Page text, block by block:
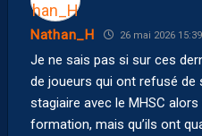
Nathan_H 26 mai 2026 15:39
Je ne sais pas si sur ces
de joueurs qui ont refusé de
stagiaire avec le MHSC alors
formation, mais qu’ils ont